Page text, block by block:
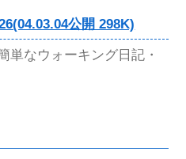
公開 298K)
単なウォーキング日記・